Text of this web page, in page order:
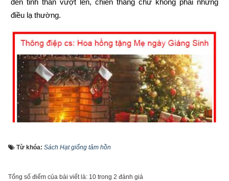
đến tinh thần vượt lên, chiến thắng chứ không phải những
điều lạ thường.
Từ khóa: Sách Hạt giống tâm hồn
Tổng số điểm của bài viết là: 10 trong 2 đánh giá